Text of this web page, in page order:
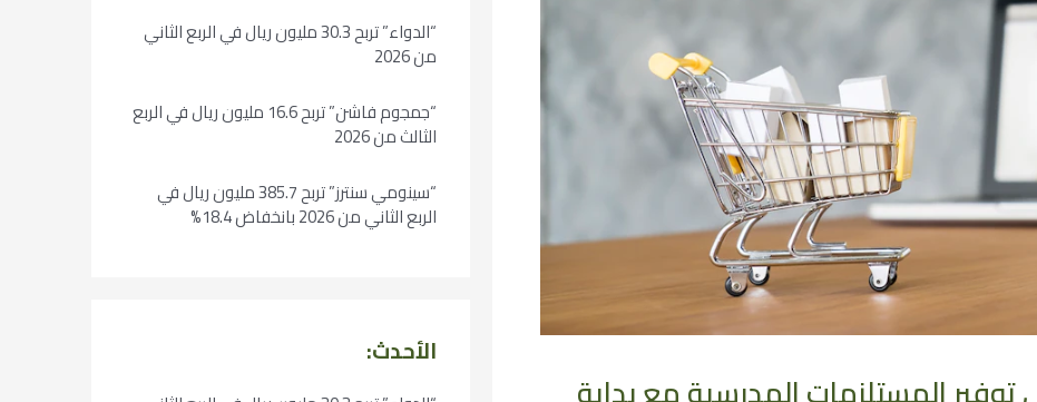
“الدواء” تربح 30.3 مليون ريال في الربع الثاني
من 2026
“جمجوم فاشن” تربح 16.6 مليون ريال في الربع
الثالث من 2026
“سينومي سنترز” تربح 385.7 مليون ريال في
الربع الثاني من 2026 بانخفاض 18.4%
الأحدث: